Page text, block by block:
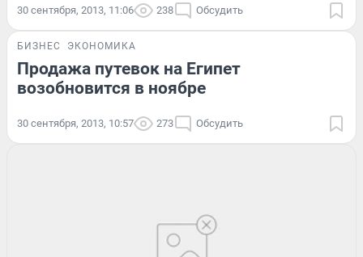
30 сентября, 2013, 11:06 238 Обсудить
БИЗНЕС ЭКОНОМИКА
Продажа путевок на Египет
возобновится в ноябре
30 сентября, 2013, 10:57 273 Обсудить